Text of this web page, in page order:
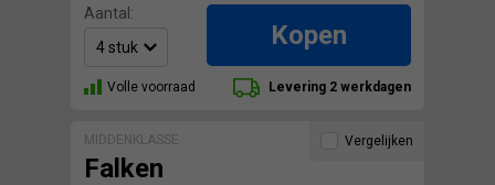
Aantal:
Kopen
Volle voorraad Levering 2 werkdagen
MIDDENKLASSE
Falken
Vergelijken